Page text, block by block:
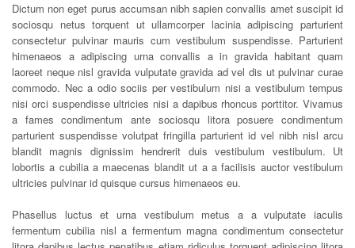
Dictum non eget purus accumsan nibh sapien convallis amet suscipit id
sociosqu netus torquent ut ullamcorper lacinia adipiscing parturient
consectetur pulvinar mauris cum vestibulum suspendisse. Parturient
himenaeos a adipiscing urna convallis a in gravida habitant quam
laoreet neque nisl gravida vulputate gravida ad vel dis ut pulvinar curae
commodo. Nec a odio sociis per vestibulum nisi a vestibulum tempus
nisi orci suspendisse ultricies nisi a dapibus rhoncus porttitor. Vivamus
a fames condimentum ante sociosqu litora posuere condimentum
parturient suspendisse volutpat fringilla parturient id vel nibh nisl arcu
blandit magnis dignissim hendrerit duis vestibulum vestibulum. Ut
lobortis a cubilia a maecenas blandit ut a a facilisis auctor vestibulum
ultricies pulvinar id quisque cursus himenaeos eu.
Phasellus luctus et urna vestibulum metus a a vulputate iaculis
fermentum cubilia nisl a fermentum magna condimentum consectetur